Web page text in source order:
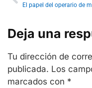
Deja una
Tu dirección de
publicada. Los
marcados con *